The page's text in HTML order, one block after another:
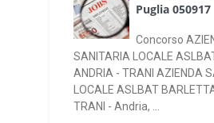
Puglia 050917
Concorso
SANITARIA LOCALE
ANDRIA - TRANI AZIENDA
LOCALE ASLBAT
TRANI - Andria, ...